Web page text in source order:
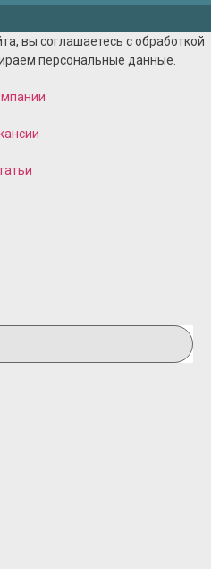
вы соглашаетесь с обработкой
персональные данные.